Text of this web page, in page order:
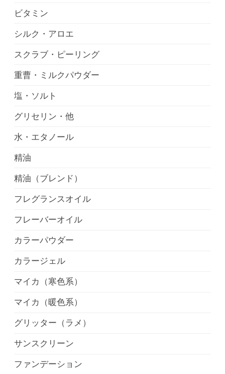
ビタミン
シルク・アロエ
スクラブ・ピーリング
重曹・ミルクパウダー
塩・ソルト
グリセリン・他
水・エタノール
精油
精油（ブレンド）
フレグランスオイル
フレーバーオイル
カラーパウダー
カラージェル
マイカ（寒色系）
マイカ（暖色系）
グリッター（ラメ）
サンスクリーン
ファンデーション